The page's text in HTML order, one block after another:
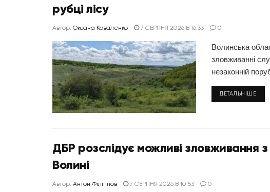
рубці лісу
Автор: Оксана Коваленко 7 СЕРПНЯ 2026 В 16:33 0
Волинська
зловживанні
незаконній
ДЕТАЛЬНІШЕ
ДБР розслідує можливі зловживання
Волині
Автор: Антон Філіппов 7 СЕРПНЯ 2026 В 10:53 0